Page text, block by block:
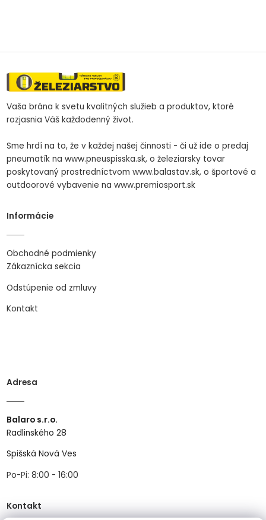
Vaša brána k svetu kvalitných služieb a produktov, ktoré
rozjasnia Váš každodenný život.
Sme hrdí na to, že v každej našej činnosti - či už ide o predaj
pneumatík na www.pneuspisska.sk, o železiarsky tovar
poskytovaný prostredníctvom www.balastav.sk, o športové a
outdoorové vybavenie na www.premiosport.sk
Informácie
Obchodné podmienky
Zákaznícka sekcia
Odstúpenie od zmluvy
Kontakt
Adresa
Balaro s.r.o.
Radlinského 28
Spišská Nová Ves
Po-Pi: 8:00 - 16:00
Kontakt